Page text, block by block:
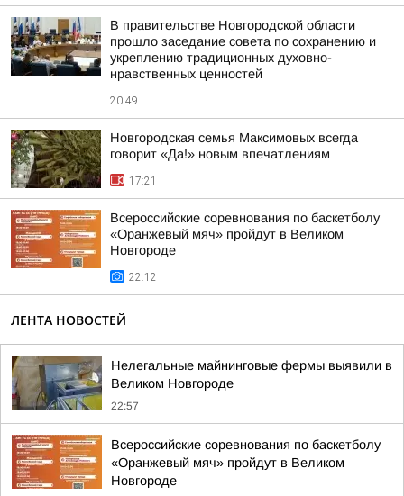
В правительстве Новгородской области
прошло заседание совета по сохранению и
укреплению традиционных духовно-
нравственных ценностей
20:49
Новгородская семья Максимовых всегда
говорит «Да!» новым впечатлениям
17:21
Всероссийские соревнования по баскетболу
«Оранжевый мяч» пройдут в Великом
Новгороде
22:12
ЛЕНТА НОВОСТЕЙ
Нелегальные майнинговые фермы выявили в
Великом Новгороде
22:57
Всероссийские соревнования по баскетболу
«Оранжевый мяч» пройдут в Великом
Новгороде